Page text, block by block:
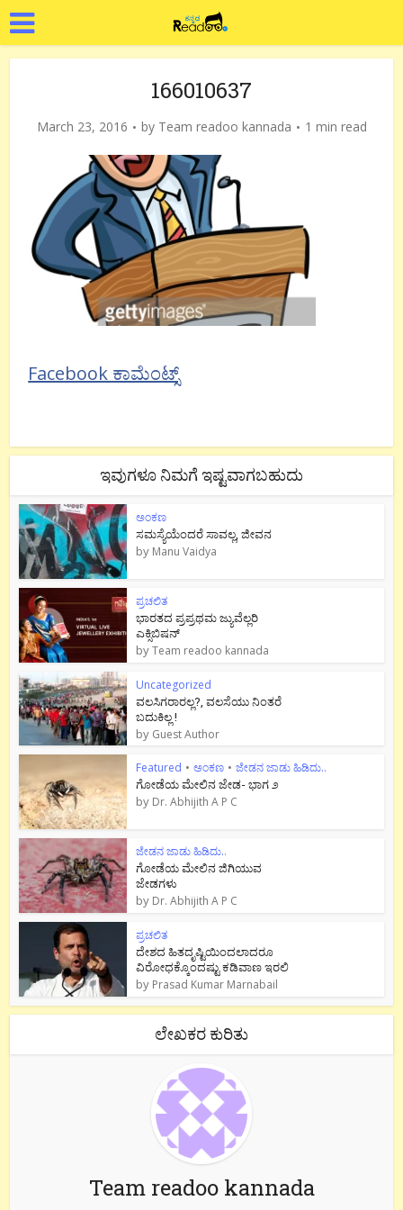
166010637
March 23, 2016 by Team readoo kannada 1 min read
Facebook ಕಾಮೆಂಟ್ಸ್
ಇವುಗಳೂ ನಿಮಗೆ ಇಷ್ಟವಾಗಬಹುದು
ಅಂಕಣ
ಸಮಸ್ಯೆಯೆಂದರೆ ಸಾವಲ್ಲ, ಜೀವನ
by Manu Vaidya
ಪ್ರಚಲಿತ
ಭಾರತದ ಪ್ರಪ್ರಥಮ ಜ್ಯುವೆಲ್ಲರಿ
ಎಕ್ಸಿಬಿಷನ್
byTeam readoo kannada
Uncategorized
ವಲಸಿಗರಾರಲ್ಲ?, ವಲಸೆಯು ನಿಂತರೆ
ಬದುಕಿಲ್ಲ !
by Guest Author
Featured • ಅಂಕಣ • ಜೇಡನ ಜಾಡು ಹಿಡಿದು..
ಗೋಡೆಯ ಮೇಲಿನ ಜೇಡ- ಭಾಗ ೨
by Dr. Abhijith A P C
ಜೇಡನ ಜಾಡು ಹಿಡಿದು..
ಗೋಡೆಯ ಮೇಲಿನ ಜಿಗಿಯುವ
ಜೇಡಗಳು
by Dr. Abhijith A P C
ಪ್ರಚಲಿತ
ದೇಶದ ಹಿತದೃಷ್ಟಿಯಿಂದಲಾದರೂ
ವಿರೋಧಕ್ಕೊಂದಷ್ಟು ಕಡಿವಾಣ ಇರಲಿ
by Prasad Kumar Marnabail
ಲೇಖಕರ ಕುರಿತು
Team readoo kannada